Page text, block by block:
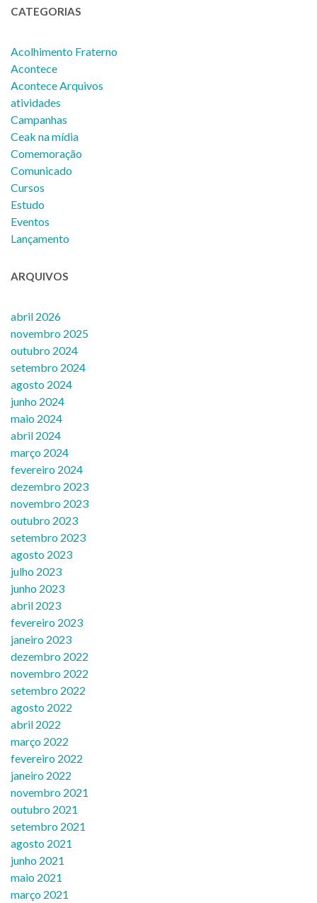
CATEGORIAS
Acolhimento Fraterno
Acontece
Acontece Arquivos
atividades
Campanhas
Ceak na mídia
Comemoração
Comunicado
Cursos
Estudo
Eventos
Lançamento
ARQUIVOS
abril 2026
novembro 2025
outubro 2024
setembro 2024
agosto 2024
junho 2024
maio 2024
abril 2024
março 2024
fevereiro 2024
dezembro 2023
novembro 2023
outubro 2023
setembro 2023
agosto 2023
julho 2023
junho 2023
abril 2023
fevereiro 2023
janeiro 2023
dezembro 2022
novembro 2022
setembro 2022
agosto 2022
abril 2022
março 2022
fevereiro 2022
janeiro 2022
novembro 2021
outubro 2021
setembro 2021
agosto 2021
junho 2021
maio 2021
março 2021